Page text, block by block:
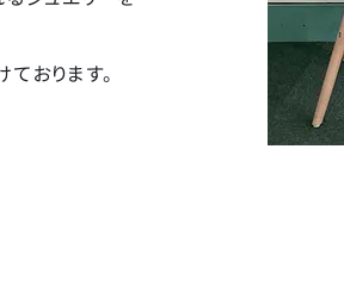
おります。